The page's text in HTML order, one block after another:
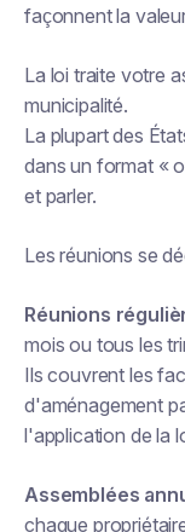
façonnent la
La loi traite votre
municipalité.
La plupart des
dans un format «
et parler.
Les réunions se
Réunions
mois ou tous les
Ils couvrent les
d'aménagement
l'application de la
Assemblées
chaque